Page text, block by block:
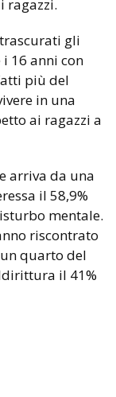
ragazzi.
gli
16 anni con
più del
in una
ai ragazzi a
arriva da una
il 58,9%
mentale.
riscontrato
quarto del
il 41%